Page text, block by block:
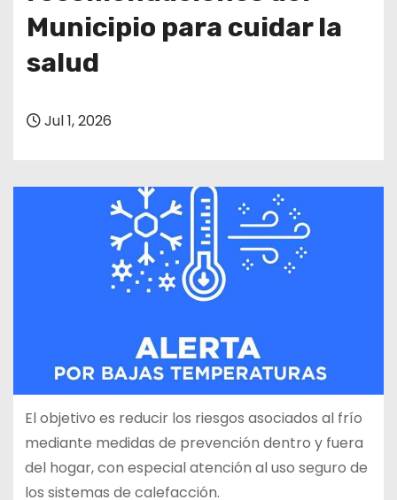
Municipio para cuidar la
salud
Jul 1, 2026
El objetivo es reducir los riesgos asociados al frío
mediante medidas de prevención dentro y fuera
del hogar, con especial atención al uso seguro de
los sistemas de calefacción.